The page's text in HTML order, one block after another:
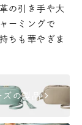
の引き手や大
ーミングで
ちも華やぎま
ズの製品chevron_right